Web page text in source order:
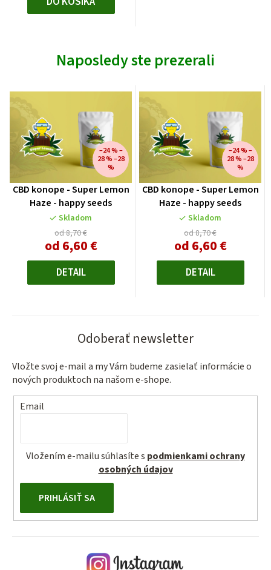
Naposledy ste prezerali
CBD konope - Super Lemon
Haze - happy seeds
Skladom
od 8,70 €
–24 % –
28 % –28
%
od6,60 €Jednotková
DETAIL
CBD konope - Super Lemon
Haze - happy seeds
Skladom
od 8,70 €
–24 % –
28 % –28
%
od6,60 €Jednotková
DETAIL
Odoberať newsletter
Vložte svoj e-mail a my Vám budeme zasielať informácie o
nových produktoch na našom e-shope.
Email
Vložením e-mailu súhlasíte s podmienkami ochrany
osobných údajov
PRIHLÁSIŤ SA